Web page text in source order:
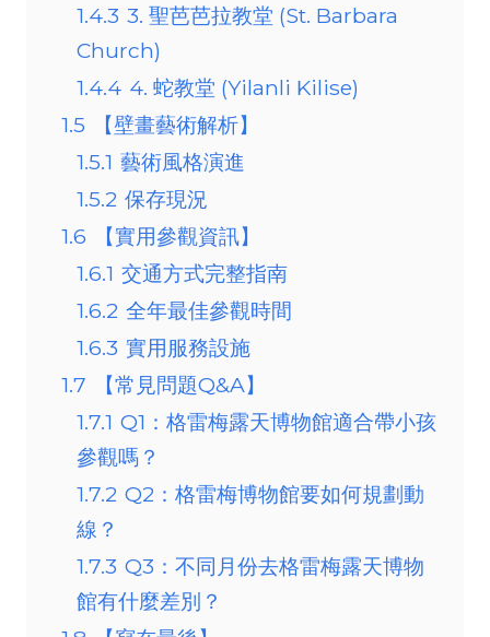
1.4.3 3. 聖芭芭拉教堂 (St. Barbara
Church)
1.4.4 4. 蛇教堂 (Yilanli Kilise)
1.5
【壁畫藝術解析】
1.5.1 藝術風格演進
1.5.2 保存現況
1.6
【實用參觀資訊】
1.6.1 交通方式完整指南
1.6.2 全年最佳參觀時間
1.6.3 實用服務設施
1.7
【常見問題Q&A】
1.7.1 Q1：格雷梅露天博物館適合帶小孩
參觀嗎？
1.7.2 Q2：格雷梅博物館要如何規劃動
線？
1.7.3 Q3：不同月份去格雷梅露天博物
館有什麼差別？